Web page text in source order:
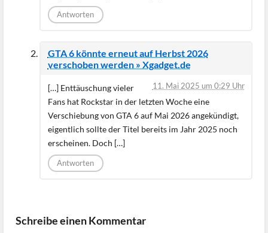
Antworten
GTA 6 könnte erneut auf Herbst 2026
verschoben werden » Xgadget.de
11. Mai 2025 um 0:29 Uhr
[…] Enttäuschung vieler
Fans hat Rockstar in der letzten Woche eine
Verschiebung von GTA 6 auf Mai 2026 angekündigt,
eigentlich sollte der Titel bereits im Jahr 2025 noch
erscheinen. Doch […]
Antworten
Schreibe einen Kommentar